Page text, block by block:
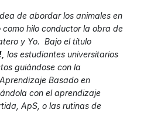
de abordar los animales en
hilo conductor la obra de
y Yo. Bajo el título
los estudiantes universitarios
guiándose con la
Basado en
con el aprendizaje
ApS, o las rutinas de